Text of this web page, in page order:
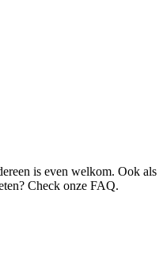
is even welkom. Ook als
Check onze FAQ.